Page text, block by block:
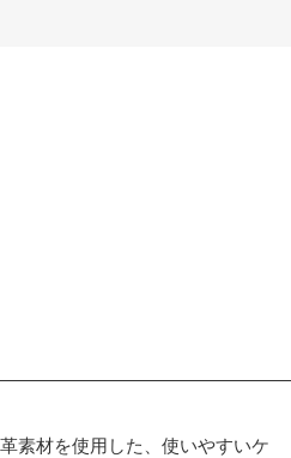
素材を使用した、使いやすいケ